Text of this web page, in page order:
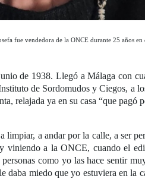
fue vendedora de la ONCE durante 25 años
de 1938. Llegó a Málaga con
de Sordomudos y Ciegos, a
relajada ya en su casa “que pagó
a andar por la calle, a ser
viniendo a la ONCE, cuando el
como yo las hace sentir
miedo que yo estuviera en